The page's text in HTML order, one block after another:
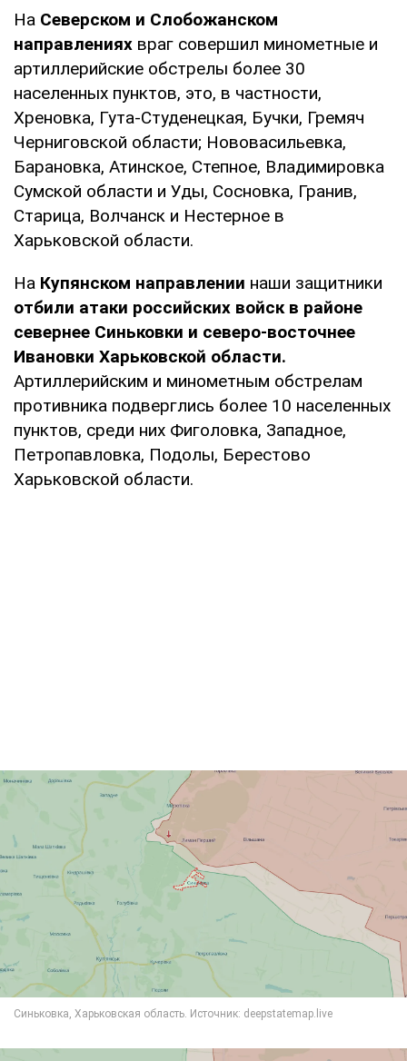
На Северском и Слобожанском
направлениях враг совершил минометные и
артиллерийские обстрелы более 30
населенных пунктов, это, в частности,
Хреновка, Гута-Студенецкая, Бучки, Гремяч
Черниговской области; Нововасильевка,
Барановка, Атинское, Степное, Владимировка
Сумской области и Уды, Сосновка, Гранив,
Старица, Волчанск и Нестерное в
Харьковской области.
На Купянском направлении наши защитники
отбили атаки российских войск в районе
севернее Синьковки и северо-восточнее
Ивановки Харьковской области.
Артиллерийским и минометным обстрелам
противника подверглись более 10 населенных
пунктов, среди них Фиголовка, Западное,
Петропавловка, Подолы, Берестово
Харьковской области.